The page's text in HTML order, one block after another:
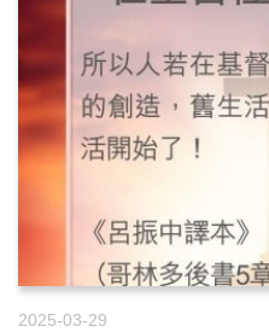
2025-03-29